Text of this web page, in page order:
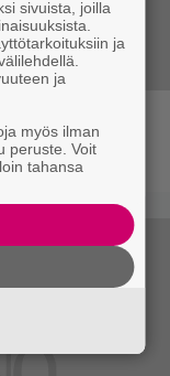
Cruisen
sivuista, joilla
ja
ja
myös ilman
peruste. Voit
tahansa